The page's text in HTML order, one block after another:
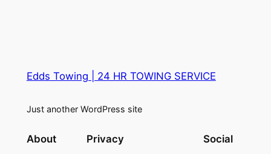
Edds Towing | 24 HR TOWING SERVICE
Just another WordPress site
About Privacy Social